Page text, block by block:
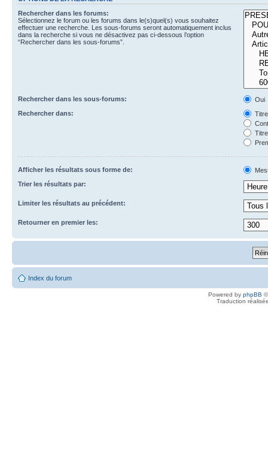
Rechercher dans les forums:
Sélectionnez le forum ou les forums dans le(s)quel(s) vous souhaitez
effectuer une recherche. Les sous-forums seront automatiquement inclus
dans la recherche si vous ne désactivez pas ci-dessous l’option
“Rechercher dans les sous-forums”.
Rechercher dans les sous-forums:
Oui
Rechercher dans:
Afficher les résultats sous forme de:
Trier les résultats par:
Limiter les résultats au précédent:
Retourner en premier les:
Index du forum
Powered by phpBB
Traduction